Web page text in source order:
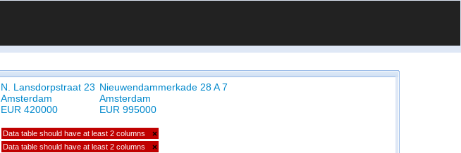
N. Lansdorpstraat 23
Amsterdam
EUR 420000
Nieuwendammerkade 28 A 7
Amsterdam
EUR 995000
Data table should have at least 2 columns ×
Data table should have at least 2 columns ×